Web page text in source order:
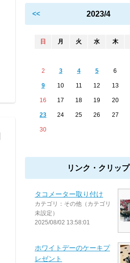
<< 2023/4
日 月 火 水 木
2 3 4 5 6
9 10 11 12 13
16 17 18 19 20
23 24 25 26 27
30
リンク・クリップ
タコメーター取り付け
カテゴリ：その他（カテゴリ
未設定）
2025/08/02 13:58:01
ホワイトデーのケーキプ
レゼント